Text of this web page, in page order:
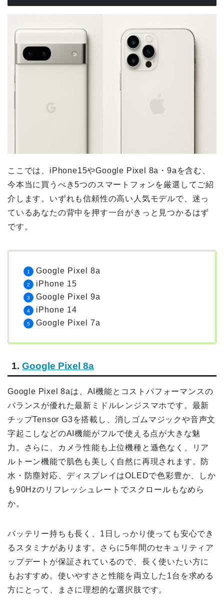
ここでは、iPhone15やGoogle Pixel 8a・9aを含む、
今本当に買うべき5つのスマートフォンを厳選してご紹
介します。いずれも信頼性の高い人気モデルで、迷っ
ているあなたの背中を押す一台がきっと見つかるはず
です。
Google Pixel 8a
iPhone 15
Google Pixel 9a
iPhone 14
Google Pixel 7a
1. Google Pixel 8a
Google Pixel 8aは、AI機能とコストパフォーマンスの
バランスが優れた最新ミドルレンジスマホです。最新
チップTensor G3を搭載し、消しゴムマジックや音声文
字起こしなどのAI機能がフルで使える点が大きな魅
力。さらに、カメラ性能も上位機種と遜色なく、リア
ルトーン機能で肌色も美しく自然に再現されます。防
水・防塵対応、ディスプレイはOLEDで色彩豊か、しか
も90Hzのリフレッシュレートでスクロールもなめら
か。
バッテリー持ちも長く、1日しっかり使っても安心でき
るスタミナがあります。さらに5年間のセキュリティア
ップデートが保証されているので、長く使いたい方に
もおすすめ。使いやすさと性能を両立した1台を求める
方にとって、まさに理想的な選択肢です。